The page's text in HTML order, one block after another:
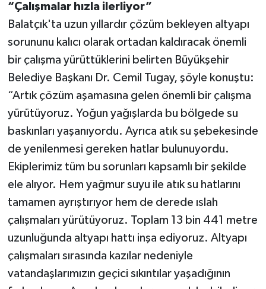
“Çalışmalar hızla ilerliyor”
Balatçık'ta uzun yıllardır çözüm bekleyen altyapı
sorununu kalıcı olarak ortadan kaldıracak önemli
bir çalışma yürüttüklerini belirten Büyükşehir
Belediye Başkanı Dr. Cemil Tugay, şöyle konuştu:
“Artık çözüm aşamasına gelen önemli bir çalışma
yürütüyoruz. Yoğun yağışlarda bu bölgede su
baskınları yaşanıyordu. Ayrıca atık su şebekesinde
de yenilenmesi gereken hatlar bulunuyordu.
Ekiplerimiz tüm bu sorunları kapsamlı bir şekilde
ele alıyor. Hem yağmur suyu ile atık su hatlarını
tamamen ayrıştırıyor hem de derede ıslah
çalışmaları yürütüyoruz. Toplam 13 bin 441 metre
uzunluğunda altyapı hattı inşa ediyoruz. Altyapı
çalışmaları sırasında kazılar nedeniyle
vatandaşlarımızın geçici sıkıntılar yaşadığının